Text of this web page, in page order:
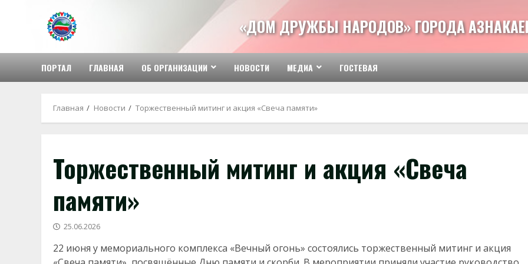
содержимому
«ДОМ ДРУЖБЫ НАРОДОВ» ГОРОДА
ПОРТАЛ ГЛАВНАЯ ОБ ОРГАНИЗАЦИИ НОВОСТИ МЕДИА ГОСТЕВАЯ
Главная Новости Торжественный митинг и акция «Свеча памяти»
Торжественный митинг и акция «Свеча
памяти»
25.06.2026
22 июня у мемориального комплекса «Вечный огонь» состоялись торжественный митинг и акция